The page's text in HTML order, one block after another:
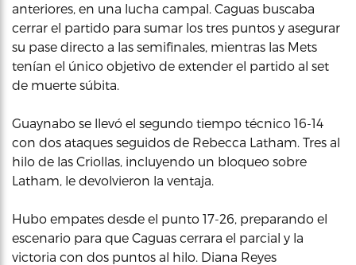
anteriores, en una lucha campal. Caguas buscaba
cerrar el partido para sumar los tres puntos y asegurar
su pase directo a las semifinales, mientras las Mets
tenían el único objetivo de extender el partido al set
de muerte súbita.
Guaynabo se llevó el segundo tiempo técnico 16-14
con dos ataques seguidos de Rebecca Latham. Tres al
hilo de las Criollas, incluyendo un bloqueo sobre
Latham, le devolvieron la ventaja.
Hubo empates desde el punto 17-26, preparando el
escenario para que Caguas cerrara el parcial y la
victoria con dos puntos al hilo. Diana Reyes